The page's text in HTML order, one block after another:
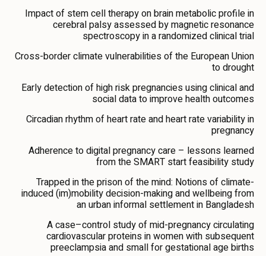
Impact of stem cell therapy on brain metabolic profile in
cerebral palsy assessed by magnetic resonance
spectroscopy in a randomized clinical trial
Cross-border climate vulnerabilities of the European Union
to drought
Early detection of high risk pregnancies using clinical and
social data to improve health outcomes
Circadian rhythm of heart rate and heart rate variability in
pregnancy
Adherence to digital pregnancy care – lessons learned
from the SMART start feasibility study
Trapped in the prison of the mind: Notions of climate-
induced (im)mobility decision-making and wellbeing from
an urban informal settlement in Bangladesh
A case–control study of mid-pregnancy circulating
cardiovascular proteins in women with subsequent
preeclampsia and small for gestational age births